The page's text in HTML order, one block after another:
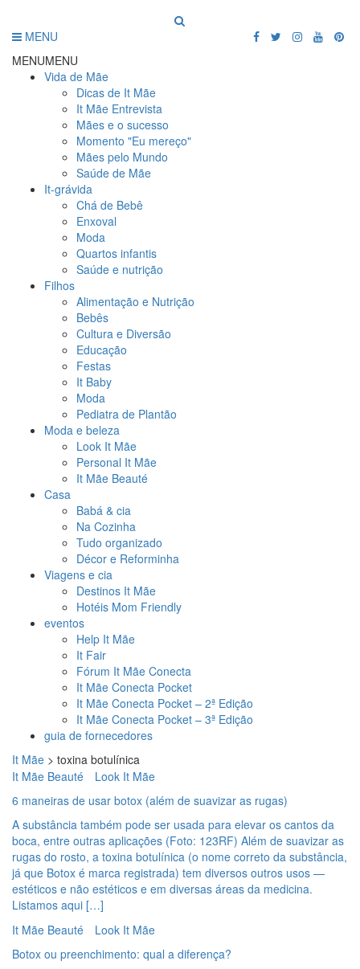
MENU
MENUMENU
Vida de Mãe
Dicas de It Mãe
It Mãe Entrevista
Mães e o sucesso
Momento "Eu mereço"
Mães pelo Mundo
Saúde de Mãe
It-grávida
Chá de Bebê
Enxoval
Moda
Quartos infantis
Saúde e nutrição
Filhos
Alimentação e Nutrição
Bebês
Cultura e Diversão
Educação
Festas
It Baby
Moda
Pediatra de Plantão
Moda e beleza
Look It Mãe
Personal It Mãe
It Mãe Beauté
Casa
Babá & cia
Na Cozinha
Tudo organizado
Décor e Reforminha
Viagens e cia
Destinos It Mãe
Hotéis Mom Friendly
eventos
Help It Mãe
It Fair
Fórum It Mãe Conecta
It Mãe Conecta Pocket
It Mãe Conecta Pocket – 2ª Edição
It Mãe Conecta Pocket – 3ª Edição
guia de fornecedores
It Mãe > toxina botulínica
It Mãe Beauté
Look It Mãe
6 maneiras de usar botox (além de suavizar as rugas)
A substância também pode ser usada para elevar os cantos da
boca, entre outras aplicações (Foto: 123RF) Além de suavizar as
rugas do rosto, a toxina botulínica (o nome correto da substância,
já que Botox é marca registrada) tem diversos outros usos —
estéticos e não estéticos e em diversas áreas da medicina.
Listamos aqui […]
It Mãe Beauté
Look It Mãe
Botox ou preenchimento: qual a diferença?